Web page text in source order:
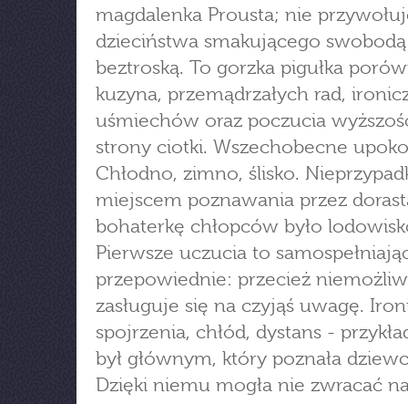
magdalenka Prousta; nie
dzieciństwa smakującego
beztroską. To gorzka pigułka
kuzyna, przemądrzałych rad,
uśmiechów oraz poczucia
strony ciotki. Wszechobecne
Chłodno, zimno, ślisko.
miejscem poznawania przez
bohaterkę chłopców było
Pierwsze uczucia to
przepowiednie: przecież
zasługuje się na czyjąś uwagę.
spojrzenia, chłód, dystans -
był głównym, który poznała
Dzięki niemu mogła nie zwracać